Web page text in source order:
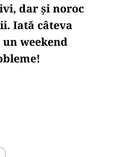
dar şi noroc
Iată câteva
weekend